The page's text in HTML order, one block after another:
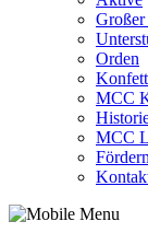
Großer
Orden
MCC
MCC